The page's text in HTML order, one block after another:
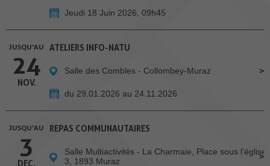
Jeudi 18 Juin 2026, 09h45
JUSQU'AU
24
NOV.
ATELIERS INFO-NATU
Salle des Combles - Collombey-Muraz
du 29.01.2026 au 24.11.2026
JUSQU'AU
3
DEC.
REPAS COMMUNAUTAIRES
Salle Multiactivités - La Charmaie, Place sous l'église
3, 1893 Muraz